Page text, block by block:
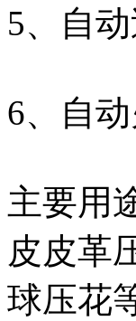
5、自
6、自
主要用
皮皮革
球压花